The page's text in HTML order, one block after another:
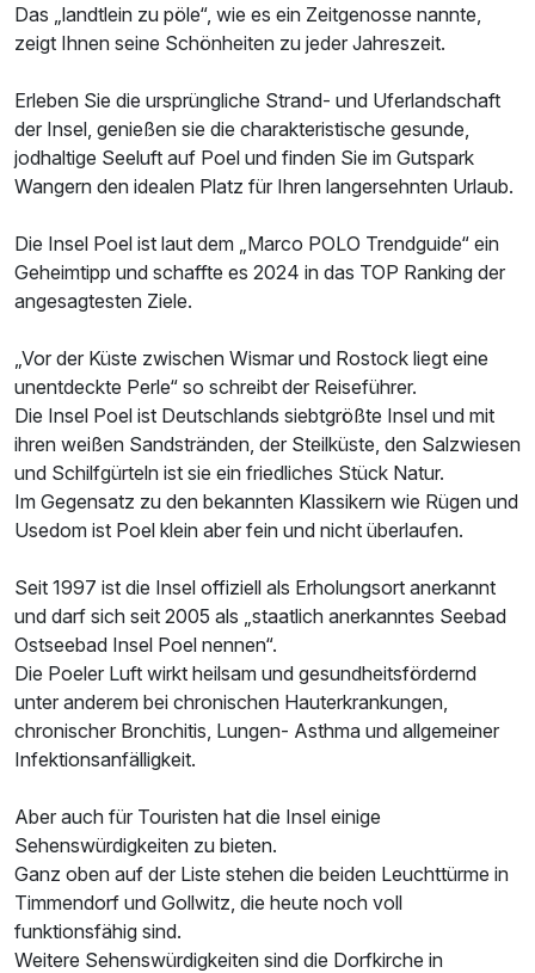
Ausstattung
p.P. ab289,00 €
Appartement Premium
2 Erwachsene und 1 Kind
Ausstattung
Für 4 Tage
Appartement/s
2 Erwachsene und 2 Kinder
Das „landtlein zu pöle“, wie es ein Zeitgenosse nannte,
zeigt Ihnen seine Schönheiten zu jeder Jahreszeit.
Erleben Sie die ursprüngliche Strand- und Uferlandschaft
der Insel, genießen sie die charakteristische gesunde,
jodhaltige Seeluft auf Poel und finden Sie im Gutspark
Wangern den idealen Platz für Ihren langersehnten Urlaub.
Die Insel Poel ist laut dem „Marco POLO Trendguide“ ein
Geheimtipp und schaffte es 2024 in das TOP Ranking der
angesagtesten Ziele.
„Vor der Küste zwischen Wismar und Rostock liegt eine
unentdeckte Perle“ so schreibt der Reiseführer.
Die Insel Poel ist Deutschlands siebtgrößte Insel und mit
ihren weißen Sandstränden, der Steilküste, den Salzwiesen
und Schilfgürteln ist sie ein friedliches Stück Natur.
Im Gegensatz zu den bekannten Klassikern wie Rügen und
Usedom ist Poel klein aber fein und nicht überlaufen.
Seit 1997 ist die Insel offiziell als Erholungsort anerkannt
und darf sich seit 2005 als „staatlich anerkanntes Seebad
Ostseebad Insel Poel nennen“.
Die Poeler Luft wirkt heilsam und gesundheitsfördernd
unter anderem bei chronischen Hauterkrankungen,
chronischer Bronchitis, Lungen- Asthma und allgemeiner
Infektionsanfälligkeit.
Aber auch für Touristen hat die Insel einige
Sehenswürdigkeiten zu bieten.
Ganz oben auf der Liste stehen die beiden Leuchttürme in
Timmendorf und Gollwitz, die heute noch voll
funktionsfähig sind.
Weitere Sehenswürdigkeiten sind die Dorfkirche in